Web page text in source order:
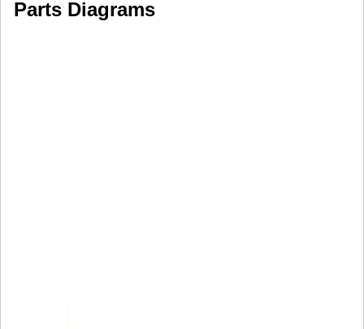
Parts Diagrams